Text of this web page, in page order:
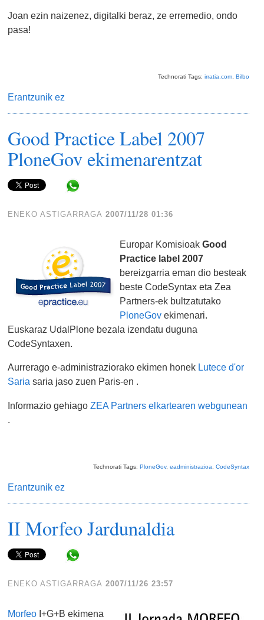
Joan ezin naizenez, digitalki beraz, ze erremedio, ondo
pasa!
Technorati Tags: irratia.com, Bilbo
Erantzunik ez
Good Practice Label 2007
PloneGov ekimenarentzat
ENEKO ASTIGARRAGA 2007/11/28 01:36
Europar KomisioakGood
Practice label 2007
bereizgarria eman dio besteak
beste CodeSyntax eta Zea
Partners-ek bultzatutako
PloneGov ekimenari.
Euskaraz UdalPlone bezala izendatu duguna
CodeSyntaxen.
Aurrerago e-administraziorako ekimen honek Lutece d'or
Saria saria jaso zuen Paris-en .
Informazio gehiagoZEA Partners elkartearen webgunean
.
Technorati Tags: PloneGov, eadministrazioa CodeSyntax
Erantzunik ez
II Morfeo Jardunaldia
ENEKO ASTIGARRAGA 2007/11/26 23:57
Morfeo I+G+B ekimena